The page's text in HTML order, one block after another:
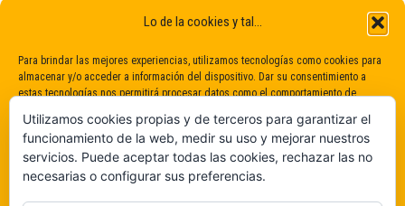
Lo de la cookies y tal...
Para brindar las mejores experiencias, utilizamos tecnologías como cookies para
almacenar y/o acceder a información del dispositivo. Dar su consentimiento a
estas tecnologías nos permitirá procesar datos como el comportamiento de
consentimiento puede afectar negativamente a determinadas características y
funciones.
Utilizamos cookies propias y de terceros para garantizar el
funcionamiento de la web, medir su uso y mejorar nuestros
servicios. Puede aceptar todas las cookies, rechazar las no
necesarias o configurar sus preferencias.